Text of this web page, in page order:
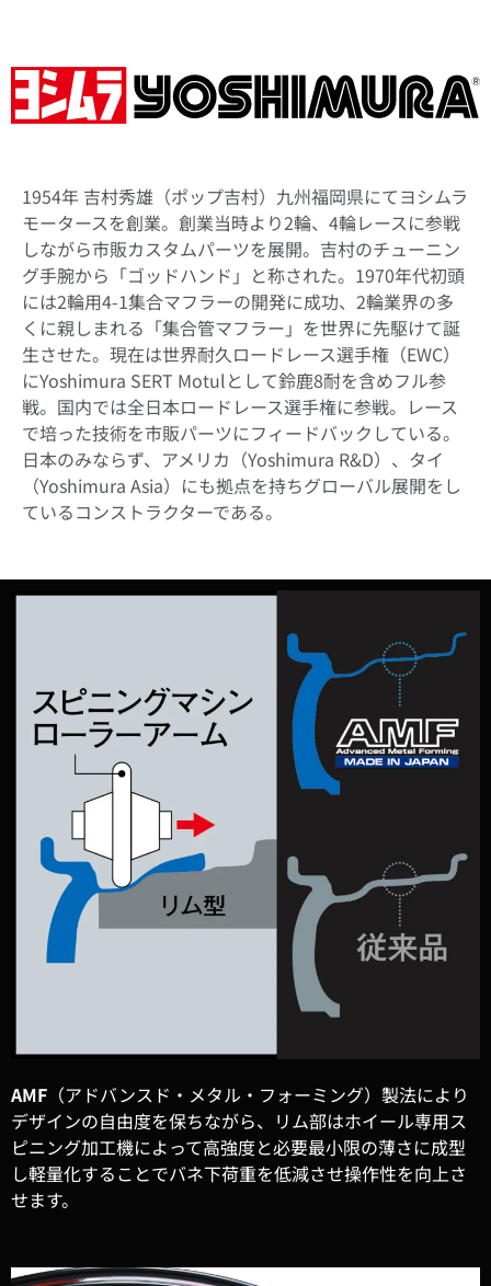
1954年 吉村秀雄（ポップ吉村）九州福岡県にてヨシムラ
モータースを創業。創業当時より2輪、4輪レースに参戦
しながら市販カスタムパーツを展開。吉村のチューニン
グ手腕から「ゴッドハンド」と称された。1970年代初頭
には2輪用4-1集合マフラーの開発に成功、2輪業界の多
くに親しまれる「集合管マフラー」を世界に先駆けて誕
生させた。現在は世界耐久ロードレース選手権（EWC）
にYoshimura SERT Motulとして鈴鹿8耐を含めフル参
戦。国内では全日本ロードレース選手権に参戦。レース
で培った技術を市販パーツにフィードバックしている。
日本のみならず、アメリカ（Yoshimura R&D）、タイ
（Yoshimura Asia）にも拠点を持ちグローバル展開をし
ているコンストラクターである。
AMF （アドバンスド・メタル・フォーミング）製法により
デザインの自由度を保ちながら、リム部はホイール専用ス
ピニング加工機によって高強度と必要最小限の薄さに成型
し軽量化することでバネ下荷重を低減させ操作性を向上さ
せます。